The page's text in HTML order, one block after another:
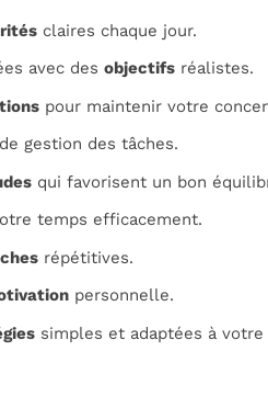
claires chaque jour.
avec des objectifs réalistes.
pour maintenir votre
de gestion des tâches.
qui favorisent un bon
temps efficacement.
répétitives.
personnelle.
simples et adaptées à